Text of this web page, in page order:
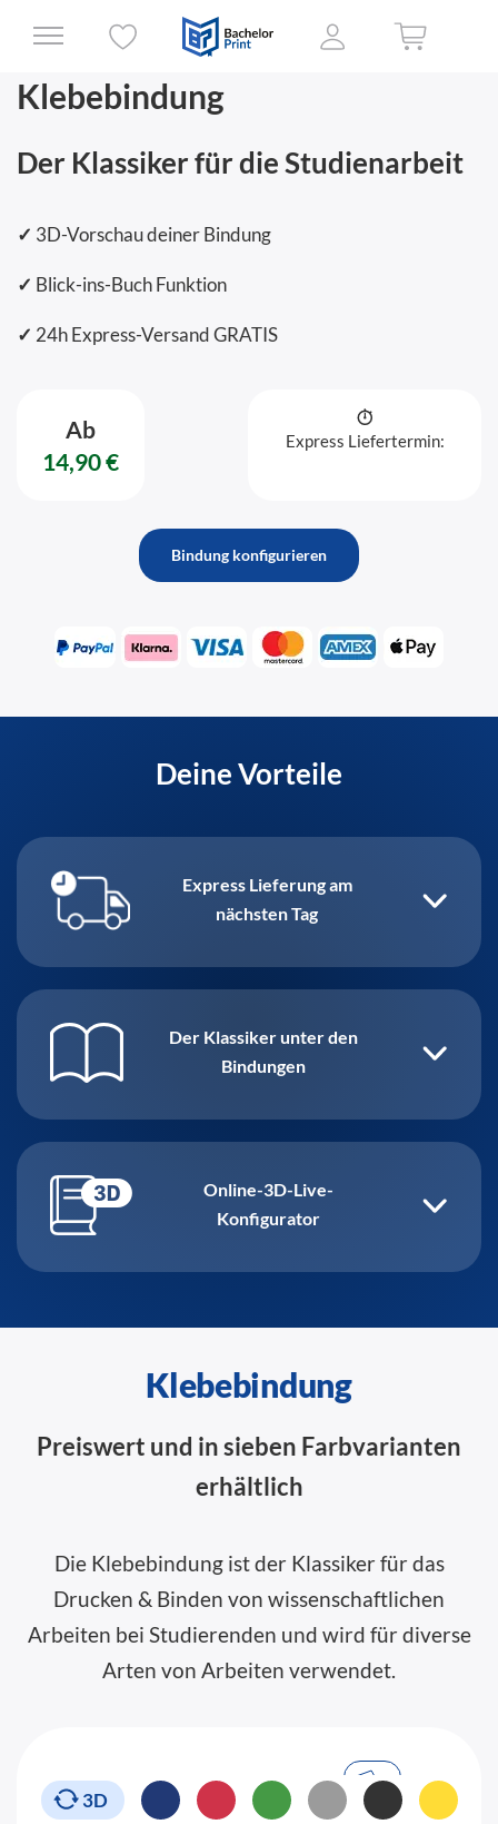
Klebebindung
Der Klassiker für die Studienarbeit
✓ 3D-Vorschau deiner Bindung
✓ Blick-ins-Buch Funktion
✓ 24h Express-Versand GRATIS
Ab
14,90 €
Express Liefertermin:
Bindung konfigurieren
Deine Vorteile
Express Lieferung am
nächsten Tag
Der Klassiker unter den
Bindungen
Online-3D-Live-
Konfigurator
Klebebindung
Preiswert und in sieben Farbvarianten
erhältlich
Die Klebebindung ist der Klassiker für das
Drucken & Binden von wissenschaftlichen
Arbeiten bei Studierenden und wird für diverse
Arten von Arbeiten verwendet.
3D